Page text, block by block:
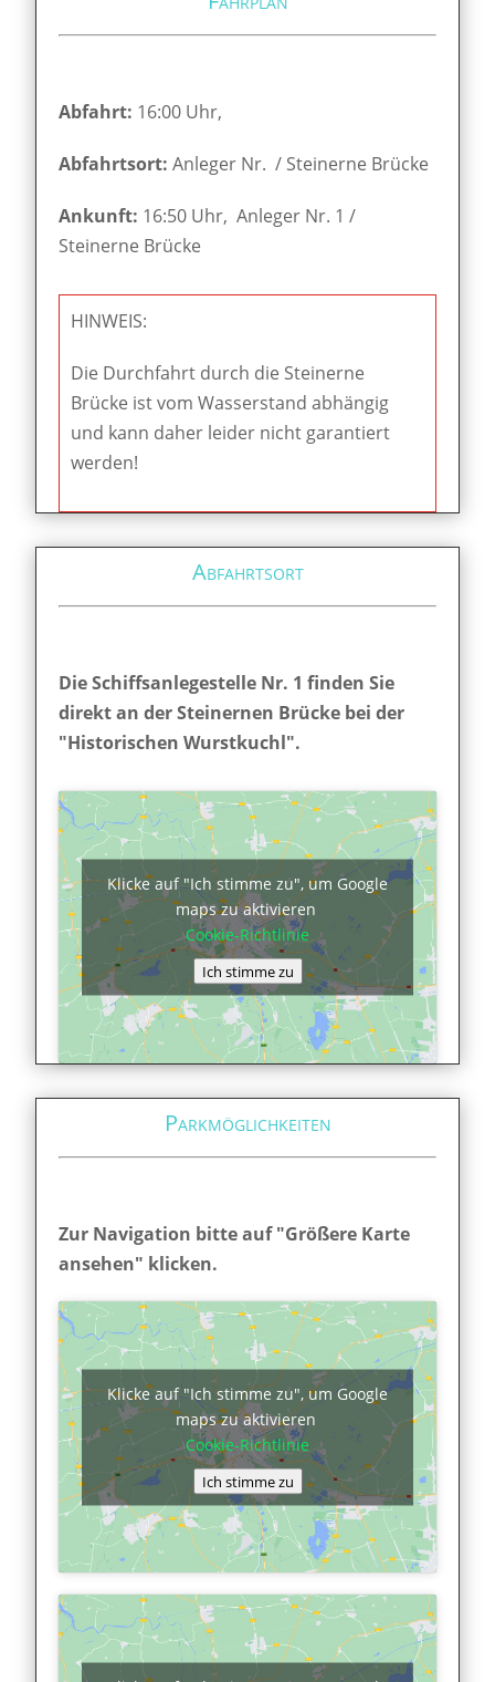
Abfahrt: 16:00 Uhr,
Abfahrtsort:Anleger Nr. / Steinerne Brücke
Ankunft: 16:50 Uhr, Anleger Nr. 1 /
Steinerne Brücke
HINWEIS:
Die Durchfahrt durch die Steinerne
Brücke ist vom Wasserstand abhängig
und kann daher leider nicht garantiert
werden!
Abfahrtsort
Die Schiffsanlegestelle Nr. 1 finden Sie
direkt an der Steinernen Brücke bei der
"Historischen Wurstkuchl".
Klicke auf "Ich stimme zu", um Google
maps zu aktivieren
Cookie-Richtlinie
Ich stimme zu
Parkmöglichkeiten
Zur Navigation bitte auf "Größere Karte
ansehen" klicken.
Klicke auf "Ich stimme zu", um Google
maps zu aktivieren
Cookie-Richtlinie
Ich stimme zu